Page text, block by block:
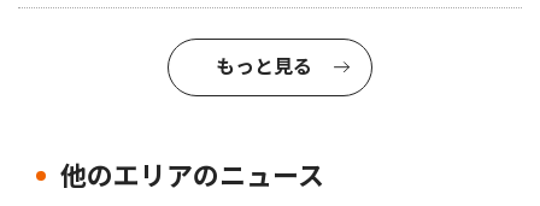
もっと見る
他のエリアのニュース